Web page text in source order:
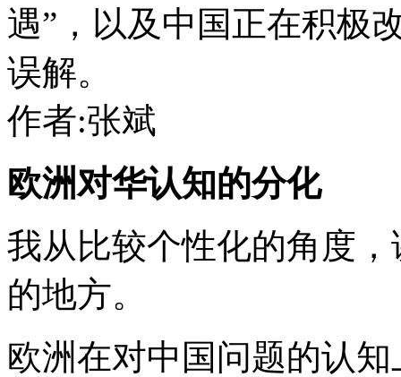
遇”，以及中国正在积
误解。
作者:张斌
欧洲对华认知的分化
我从比较个性化的角度
的地方。
欧洲在对中国问题的认